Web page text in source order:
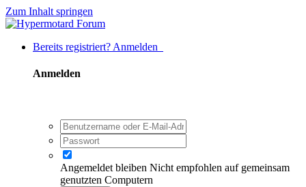
Zum Inhalt springen
Bereits registriert? Anmelden
Anmelden
Angemeldet bleiben Nicht empfohlen auf gemeinsam
genutzten Computern